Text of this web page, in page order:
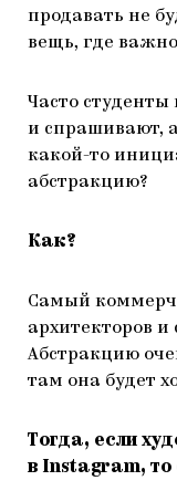
продавать не
вещь, где
Часто
и спрашивают,
какой-то
абстракцию?
Как?
Самый
архитекторов
Абстракцию
там она будет
Тогда, если
в Instagram,